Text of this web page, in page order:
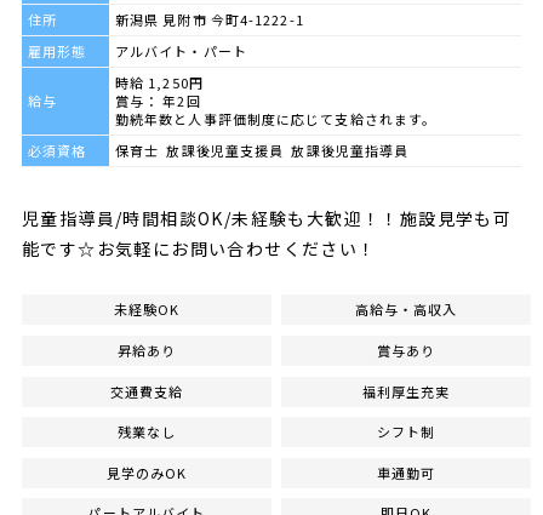
住所
新潟県 見附市 今町4-1222-1
雇用形態
アルバイト・パート
給与
時給 1,250円
賞与： 年2回
勤続年数と人事評価制度に応じて支給されます。
必須資格
保育士 放課後児童支援員 放課後児童指導員
児童指導員/時間相談OK/未経験も大歓迎！！施設見学も可
能です☆お気軽にお問い合わせください！
未経験OK 高給与・高収入
昇給あり 賞与あり
交通費支給 福利厚生充実
残業なし シフト制
見学のみOK 車通勤可